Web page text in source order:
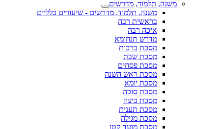
משנה, תלמוד, מדרשים
משנה, תלמוד, מדרשים - שיעורים כלליים
בראשית רבה
איכה רבה
מדרש תנחומא
מסכת ברכות
מסכת שבת
מסכת פסחים
מסכת ראש השנה
מסכת יומא
מסכת סוכה
מסכת ביצה
מסכת תענית
מסכת מגילה
מסכת מועד קטן